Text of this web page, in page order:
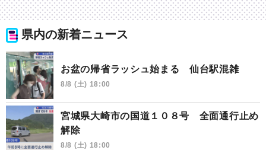
県内の新着ニュース
お盆の帰省ラッシュ始まる 仙台駅混雑
8/8 (土) 18:00
宮城県大崎市の国道１０８号 全面通行止め
解除
8/8 (土) 18:00